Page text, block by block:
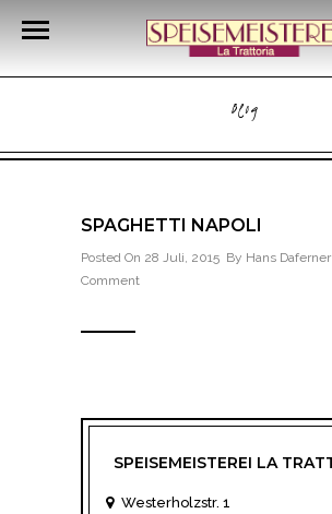
Blog
SPAGHETTI NAPOLI
Posted On 28 Juli, 2015 By Hans Daferner
Comment
SPEISEMEISTEREI LA
Westerholzstr. 1